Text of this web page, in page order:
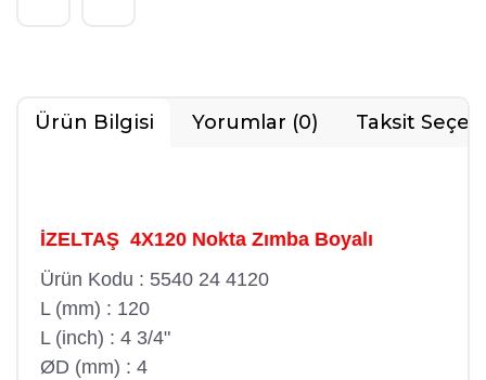
Ürün Bilgisi Yorumlar (0) Taksit
İZELTAŞ 4X120 Nokta Zımba Boyalı
Ürün Kodu : 5540 24 4120
L (mm) : 120
L (inch) : 4 3/4"
ØD (mm) : 4